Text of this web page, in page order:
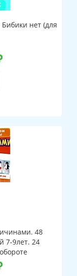
нет (для
48
7-9лет. 24
на обороте